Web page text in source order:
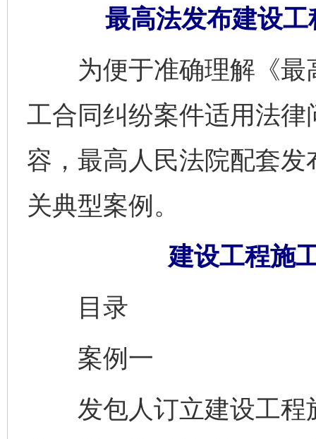
最高法发布建设
为便于准确理解《最
工合同纠纷案件适用法
容，最高人民法院配套
关典型案例。
建设工程施
目录
案例一
发包人订立建设工程